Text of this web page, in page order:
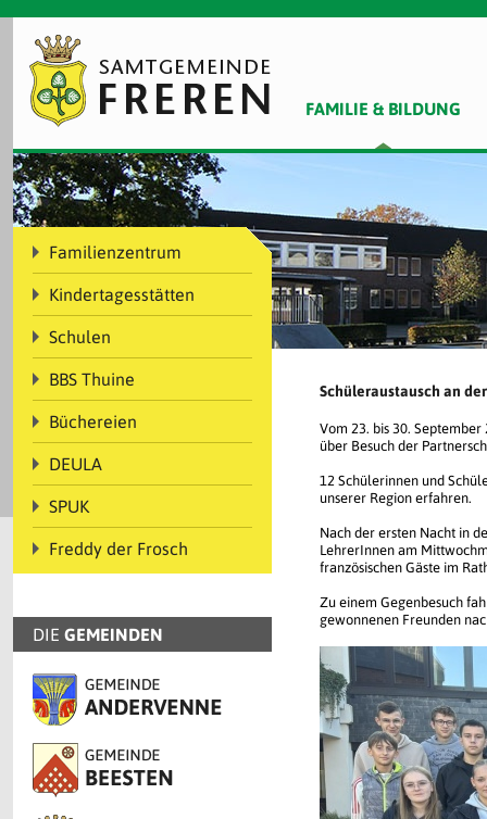
FAMILIE & BILDUNG
Familienzentrum
Kindertagesstätten
Schulen
BBS Thuine
Büchereien
DEULA
SPUK
Freddy der Frosch
DIE GEMEINDEN
Schüleraustausch an der
Vom 23. bis 30.
über Besuch der
12 Schülerinnen und
unserer Region erfahren.
Nach der ersten Nacht in
LehrerInnen am
französischen Gäste im
Zu einem Gegenbesuch
gewonnenen Freunden